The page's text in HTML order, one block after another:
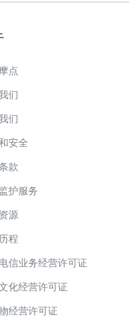
点
们
们
安全
款
护服务
源
程
信业务经营许可证
化经营许可证
经营许可证